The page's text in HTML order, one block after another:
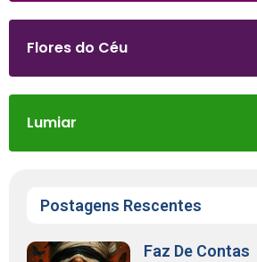
Flores do Céu
Lumiar
Postagens Rescentes
Faz De Contas